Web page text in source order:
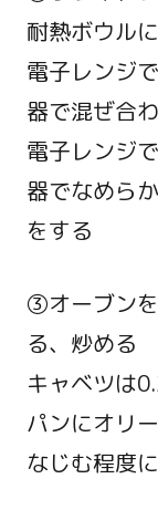
耐熱ボウル
電子レンジ
器で混ぜ合
電子レンジ
器でなめら
をする
③オーブン
る、炒める
キャベツは
パンにオリ
なじむ程度